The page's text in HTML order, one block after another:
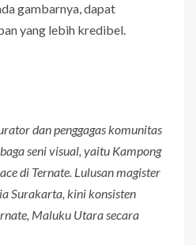
gambarnya, dapat
yang lebih kredibel.
dan penggagas komunitas
seni visual, yaitu Kampong
di Ternate. Lulusan magister
Surakarta, kini konsisten
Maluku Utara secara